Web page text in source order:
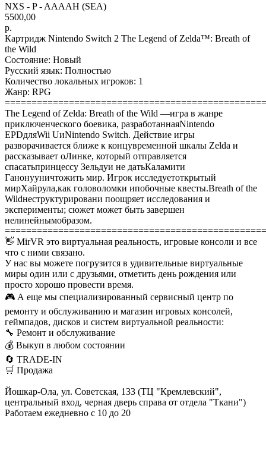
NXS - P - AAAAH (SEA)
5500,00
р.
Картридж Nintendo Switch 2 The Legend of Zelda™: Breath of
the Wild
Состояние: Новый
Русский язык: Полностью
Количество локальных игроков: 1
Жанр: RPG
The Legend of Zelda: Breath of the Wild —игра в жанре
приключенческого боевика, разработаннаяNintendo
EPDдляWii UиNintendo Switch. Действие игры
разворачивается ближе к концувременной шкалы Zelda и
рассказывает оЛинке, который отправляется
спасатьпринцессу Зельдуи не датьКаламити
Ганонууничтожить мир. Игрок исследуетоткрытый
мирХайрула,как головоломки ипобочные квесты.Breath of the
Wildнеструктурировани поощряет исследования и
эксперименты; сюжет может быть завершен
нелинейнымобразом.
👋 MirVR это виртуальная реальность, игровые консоли и все
что с ними связано.
У нас вы можете погрузится в удивительные виртуальные
миры один или с друзьями, отметить день рождения или
просто хорошо провести время.
🎮 А еще мы специализированный сервисный центр по
ремонту и обслуживанию и магазин игровых консолей,
геймпадов, дисков и систем виртуальной реальности:
🔧 Ремонт и обслуживание
💰 Выкуп в любом состоянии
🔄 TRADE-IN
🛒 Продажа
Йошкар-Ола, ул. Советская, 133 (ТЦ "Кремлевский",
центральный вход, черная дверь справа от отдела "Ткани")
Работаем ежедневно с 10 до 20